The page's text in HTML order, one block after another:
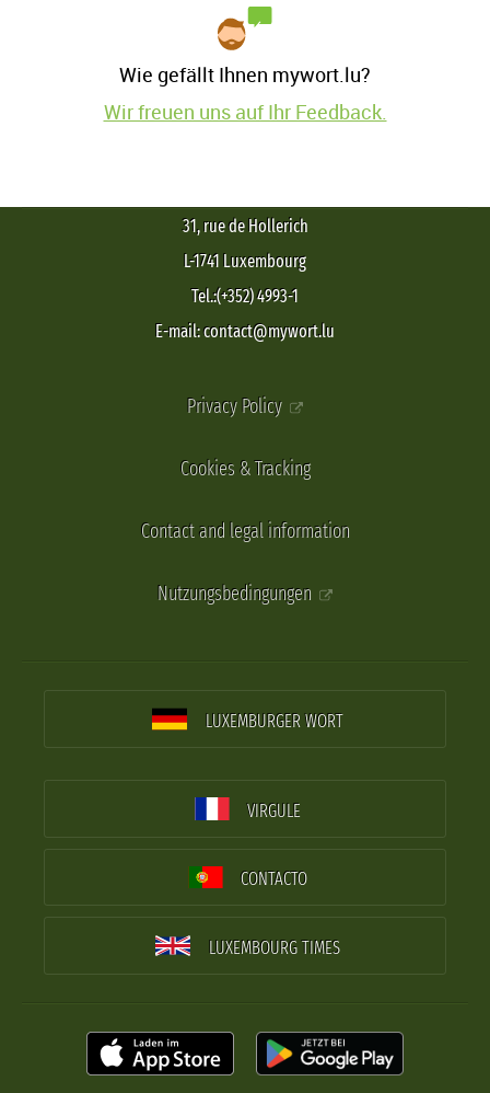
Wie gefällt Ihnen mywort.lu?
Wir freuen uns auf Ihr Feedback.
31, rue de Hollerich
L-1741 Luxembourg
Tel.:(+352) 4993-1
E-mail: contact@mywort.lu
Privacy Policy
Cookies & Tracking
Contact and legal information
Nutzungsbedingungen
LUXEMBURGER WORT
VIRGULE
CONTACTO
LUXEMBOURG TIMES